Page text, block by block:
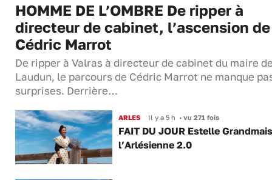
HOMME DE L’OMBRE De ripper à
directeur de cabinet, l’ascension de
Cédric Marrot
De ripper à Valras à directeur de cabinet du maire
Laudun, le parcours de Cédric Marrot ne manque
surprises. Derrière…
ARLES Il y a 5 h •vu 271 fois
FAIT DU JOUR Estelle
l’Arlésienne 2.0